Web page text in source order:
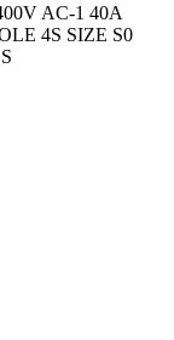
AC-1 40A
4S SIZE S0